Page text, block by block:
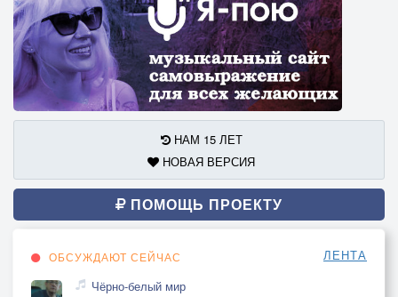
НАМ 15 ЛЕТ
НОВАЯ ВЕРСИЯ
ПОМОЩЬ ПРОЕКТУ
ОБСУЖДАЮТ СЕЙЧАС ЛЕНТА
Чёрно-белый мир